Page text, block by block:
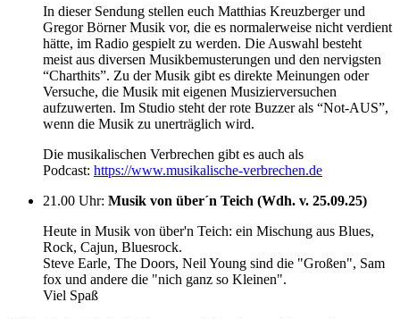
In dieser Sendung stellen euch Matthias Kreuzberger und
Gregor Börner Musik vor, die es normalerweise nicht verdient
hätte, im Radio gespielt zu werden. Die Auswahl besteht
meist aus diversen Musikbemusterungen und den nervigsten
“Charthits”. Zu der Musik gibt es direkte Meinungen oder
Versuche, die Musik mit eigenen Musizierversuchen
aufzuwerten. Im Studio steht der rote Buzzer als “Not-AUS”,
wenn die Musik zu unerträglich wird.
Die musikalischen Verbrechen gibt es auch als
Podcast: https://www.musikalische-verbrechen.de
21.00 Uhr: Musik von über´n Teich (Wdh. v. 25.09.25)
Heute in Musik von über'n Teich: ein Mischung aus Blues,
Rock, Cajun, Bluesrock.
Steve Earle, The Doors, Neil Young sind die "Großen", Sam
fox und andere die "nich ganz so Kleinen".
Viel Spaß